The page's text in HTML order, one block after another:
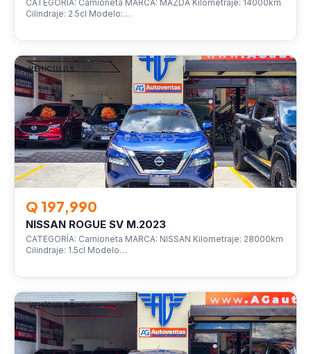
CATEGORÍA: Camioneta MARCA: MAZDA Kilometraje: 14000km
Cilindraje: 2.5cl Modelo:…
VEHÍCULOS
Q 197,990
NISSAN ROGUE SV M.2023
CATEGORÍA: Camioneta MARCA: NISSAN Kilometraje: 28000km
Cilindraje: 1.5cl Modelo…
VEHÍCULOS